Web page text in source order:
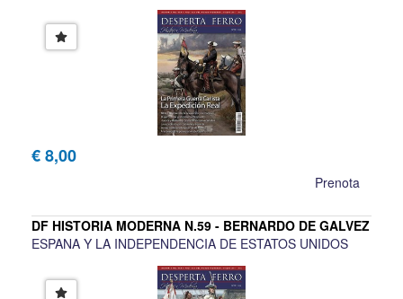
€ 8,00
Prenota
DF HISTORIA MODERNA N.59 - BERNARDO DE GALVEZ
ESPANA Y LA INDEPENDENCIA DE ESTATOS UNIDOS